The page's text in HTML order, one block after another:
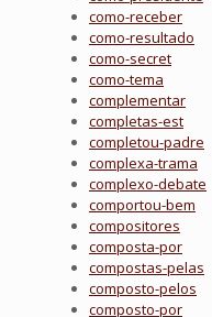
como-receber
como-resultado
como-secret
como-tema
complementar
completas-est
completou-padre
complexa-trama
complexo-debate
comportou-bem
compositores
composta-por
compostas-pelas
composto-pelos
composto-por